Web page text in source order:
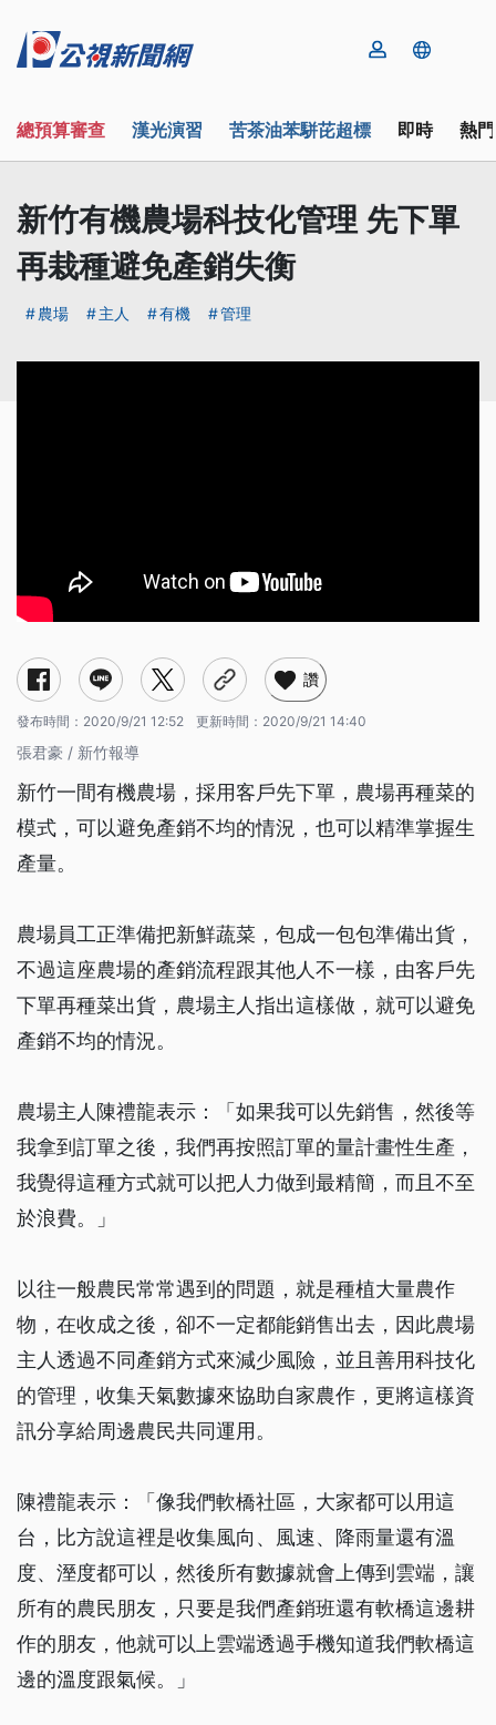
總預算審查 漢光演習 苦茶油苯駢芘超標 即時 熱
新竹有機農場科技化管理 先下單
再栽種避免產銷失衡
農場 主人 有機 管理
讚
發布時間： 2020/9/21 12:52 更新時間： 2020/9/21 14:40
張君豪 / 新竹報導
新竹一間有機農場，採用客戶先下單，農場再種菜的
模式，可以避免產銷不均的情況，也可以精準掌握生
產量。
農場員工正準備把新鮮蔬菜，包成一包包準備出貨，
不過這座農場的產銷流程跟其他人不一樣，由客戶先
下單再種菜出貨，農場主人指出這樣做，就可以避免
產銷不均的情況。
農場主人陳禮龍表示：「如果我可以先銷售，然後等
我拿到訂單之後，我們再按照訂單的量計畫性生產，
我覺得這種方式就可以把人力做到最精簡，而且不至
於浪費。」
以往一般農民常常遇到的問題，就是種植大量農作
物，在收成之後，卻不一定都能銷售出去，因此農場
主人透過不同產銷方式來減少風險，並且善用科技化
的管理，收集天氣數據來協助自家農作，更將這樣資
訊分享給周邊農民共同運用。
陳禮龍表示：「像我們軟橋社區，大家都可以用這
台，比方說這裡是收集風向、風速、降雨量還有溫
度、溼度都可以，然後所有數據就會上傳到雲端，讓
所有的農民朋友，只要是我們產銷班還有軟橋這邊耕
作的朋友，他就可以上雲端透過手機知道我們軟橋這
邊的溫度跟氣候。」